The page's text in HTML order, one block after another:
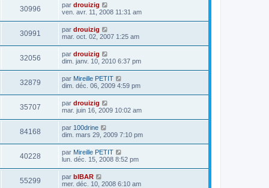
30996 par drouizig
ven. avr. 11, 2008 11:31 am
30991 par drouizig
mar. oct. 02, 2007 1:25 am
32056 par drouizig
dim. janv. 10, 2010 6:37 pm
32879 par Mireille PETIT
dim. déc. 06, 2009 4:59 pm
35707 par drouizig
mar. juin 16, 2009 10:02 am
84168 par 100drine
dim. mars 29, 2009 7:10 pm
40228 par Mireille PETIT
lun. déc. 15, 2008 8:52 pm
55299 par bIBAR
mer. déc. 10, 2008 6:10 am